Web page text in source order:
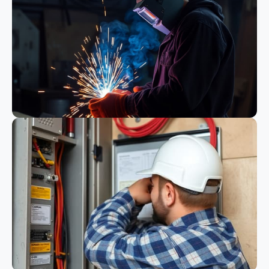
Bauwesen
Schweißen